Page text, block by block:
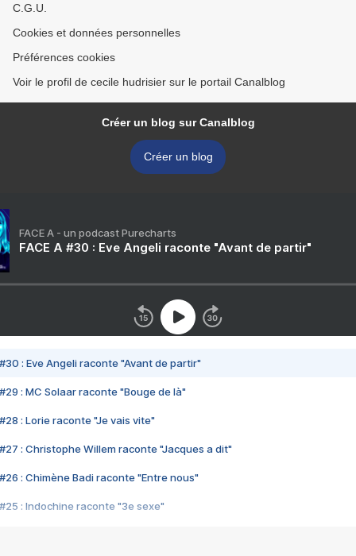
C.G.U.
Cookies et données personnelles
Préférences cookies
Voir le profil de cecile hudrisier sur le portail Canalblog
Créer un blog sur Canalblog
Créer un blog
FACE A - un podcast Purecharts
FACE A #30 : Eve Angeli raconte "Avant de partir"
#30 : Eve Angeli raconte "Avant de partir"
#29 : MC Solaar raconte "Bouge de là"
#28 : Lorie raconte "Je vais vite"
#27 : Christophe Willem raconte "Jacques a dit"
#26 : Chimène Badi raconte "Entre nous"
#25 : Indochine raconte "3e sexe"